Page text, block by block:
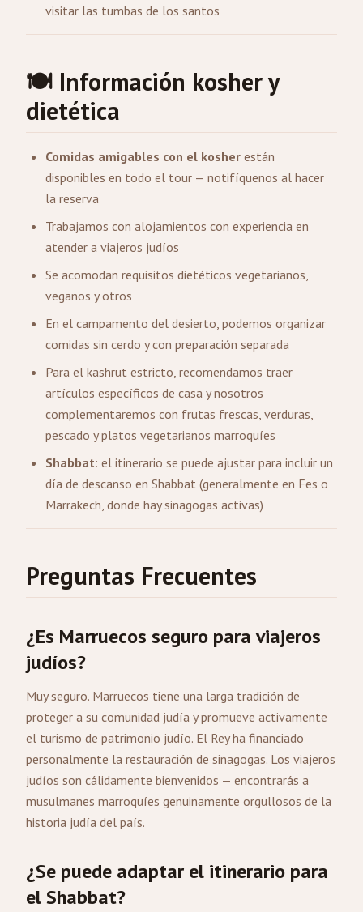
visitar las tumbas de los santos
🍽️ Información kosher y
dietética
Comidas amigables con el kosher están
disponibles en todo el tour — notifíquenos al hacer
la reserva
Trabajamos con alojamientos con experiencia en
atender a viajeros judíos
Se acomodan requisitos dietéticos vegetarianos,
veganos y otros
En el campamento del desierto, podemos organizar
comidas sin cerdo y con preparación separada
Para el kashrut estricto, recomendamos traer
artículos específicos de casa y nosotros
complementaremos con frutas frescas, verduras,
pescado y platos vegetarianos marroquíes
Shabbat: el itinerario se puede ajustar para incluir un
día de descanso en Shabbat (generalmente en Fes o
Marrakech, donde hay sinagogas activas)
Preguntas Frecuentes
¿Es Marruecos seguro para viajeros
judíos?
Muy seguro. Marruecos tiene una larga tradición de
proteger a su comunidad judía y promueve activamente
el turismo de patrimonio judío. El Rey ha financiado
personalmente la restauración de sinagogas. Los viajeros
judíos son cálidamente bienvenidos — encontrarás a
musulmanes marroquíes genuinamente orgullosos de la
historia judía del país.
¿Se puede adaptar el itinerario para
el Shabbat?